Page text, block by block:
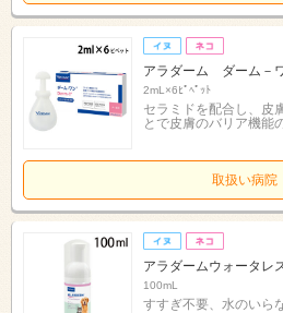
アラダーム ダーム－
2mL×6ﾋﾟﾍﾟｯﾄ
セラミドを配合し、皮
とで皮膚のバリア機能
取扱い病院
アラダームウォータレ
100mL
すすぎ不要、水のいら